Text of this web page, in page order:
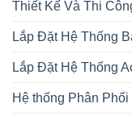
Thiết Kế Và Thi
Lắp Đặt Hệ Thống
Lắp Đặt Hệ Thống
Hệ thống Phân